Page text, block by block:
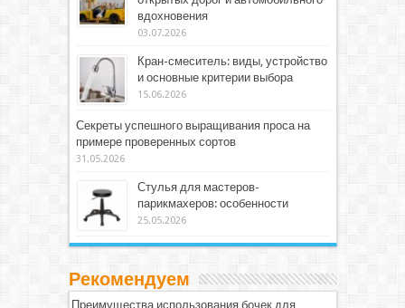
вдохновения
03.07.2026
Кран-смеситель: виды, устройство
и основные критерии выбора
15.06.2026
Секреты успешного выращивания проса на
примере проверенных сортов
31.05.2026
Стулья для мастеров-
парикмахеров: особенности
25.05.2026
Рекомендуем
Преимущества использования бочек для